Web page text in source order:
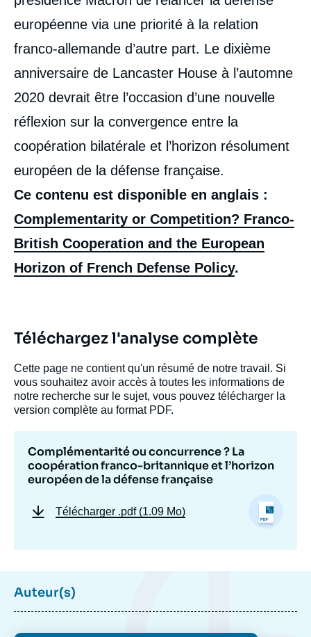
européenne via une priorité à la relation
franco-allemande d’autre part. Le dixième
anniversaire de Lancaster House à l’automne
2020 devrait être l’occasion d’une nouvelle
réflexion sur la convergence entre la
coopération bilatérale et l’horizon résolument
européen de la défense française.
Ce contenu est disponible en anglais :
Complementarity or Competition? Franco-
British Cooperation and the European
Horizon of French Defense Policy.
Téléchargez l'analyse complète
Cette page ne contient qu'un résumé de notre travail. Si
vous souhaitez avoir accès à toutes les informations de
notre recherche sur le sujet, vous pouvez télécharger la
version complète au format PDF.
Complémentarité ou concurrence ? La
coopération franco-britannique et l’horizon
européen de la défense française
Télécharger .pdf (1.09 Mo)
Auteur(s)
Image
couverture